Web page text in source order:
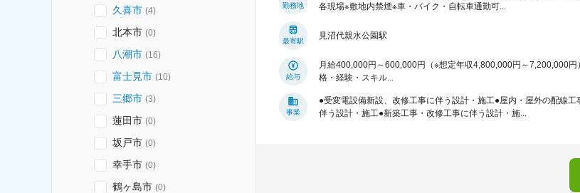
久喜市 (4)
北本市 (0)
八潮市 (16)
富士見市 (10)
三郷市 (3)
蓮田市 (0)
坂戸市 (0)
幸手市 (0)
鶴ヶ島市 (0)
勤務地
各現場※敷地内禁煙※車・バイク・自転車通勤可...
最寄駅
見沼代親水公園駅
給与
月給400,000円～600,000円（※想定年収4,800,000円～7,200,000円
格・経験・スキル...
事業
●受変電設備新設、改修工事に伴う設計・施工●屋内・屋外の配線工
伴う設計・施工●新築工事・改修工事に伴う設計・施...